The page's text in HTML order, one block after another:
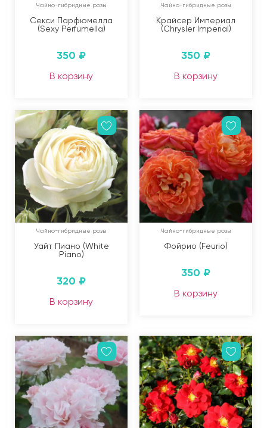
Чайно-гибридные розы
Секси Парфюмелла
(Sexy Perfumella)
350 ₽
В корзину
Чайно-гибридные розы
Крайсер Империал
(Chrysler Imperial)
350 ₽
В корзину
Чайно-гибридные розы
Уайт Пиано (White
Piano)
320 ₽
В корзину
Чайно-гибридные розы
Фойрио (Feurio)
350 ₽
В корзину